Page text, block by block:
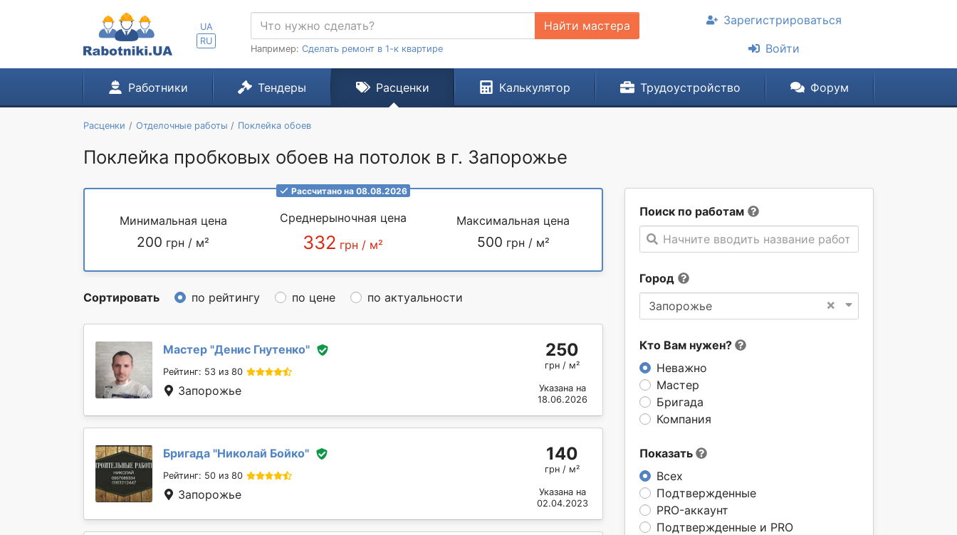
UA
RU
Найти мастера
Например: Сделать ремонт в 1-к квартире
Зарегистрироваться
Войти
Работники Тендеры Расценки Калькулятор Трудоустройство Форум
Расценки Отделочные работы Поклейка обоев
Поклейка пробковых обоев на потолок в г. Запорожье
Поиск по работам
Начните вводить название работы
Город
×
Запорожье
Кто Вам нужен?
Неважно
Мастер
Бригада
Компания
Показать
Всех
Подтвержденные
PRO-аккаунт
Подтвержденные и PRO
Рассчитано на 08.08.2026
Минимальная цена
200 грн / м²
Среднерыночная цена
332 грн / м²
Максимальная цена
500 грн / м²
Сортировать по рейтингу по цене по актуальности
Мастер "Денис Гнутенко"
Рейтинг: 53 из 80
Запорожье
250
грн / м²
Указана на
18.06.2026
Бригада "Николай Бойко"
Рейтинг: 50 из 80
Запорожье
140
грн / м²
Указана на
02.04.2023